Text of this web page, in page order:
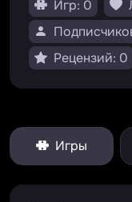
Игр: 0
Рецензий: 0
Игры